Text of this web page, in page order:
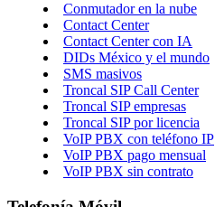
Conmutador en la nube
Contact Center
Contact Center con IA
DIDs México y el mundo
SMS masivos
Troncal SIP Call Center
Troncal SIP empresas
Troncal SIP por licencia
VoIP PBX con teléfono IP
VoIP PBX pago mensual
VoIP PBX sin contrato